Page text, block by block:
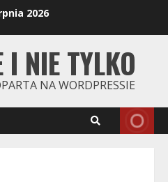
2026
I NIE TYLKO
NA WORDPRESSIE